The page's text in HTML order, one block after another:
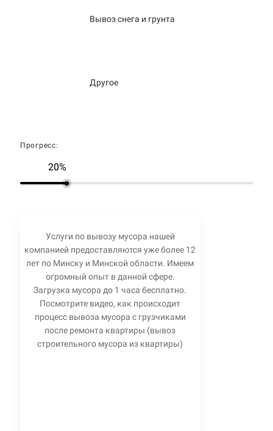
Вывоз снега и грунта
Другое
Прогресс:
20%
Услуги по вывозу мусора нашей
компанией предоставляются уже более 12
лет по Минску и Минской области. Имеем
огромный опыт в данной сфере.
Загрузка мусора до 1 часа бесплатно.
Посмотрите видео, как происходит
процесс вывоза мусора с грузчиками
после ремонта квартиры (вывоз
строительного мусора из квартиры)